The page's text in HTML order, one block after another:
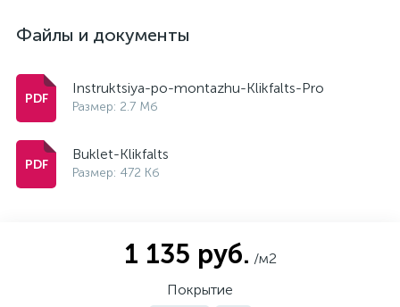
Файлы и документы
Instruktsiya-po-montazhu-Klikfalts-Pro
Размер: 2.7 Мб
Buklet-Klikfalts
Размер: 472 Кб
1 135 руб. /м2
Покрытие